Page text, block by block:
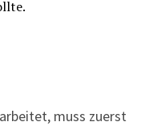
muss zuerst